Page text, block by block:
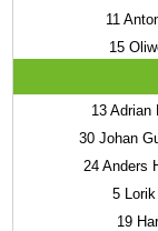
11
15
13 Adrian
30 Johan
24 Anders
5
19